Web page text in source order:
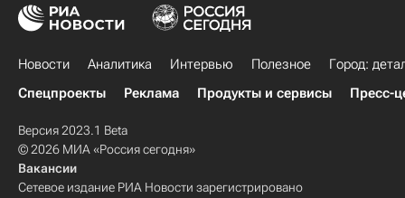
Новости Аналитика Интервью Полезное
Город:
Спецпроекты
Реклама Продукты и сервисы Пресс-
Версия 2023.1 Beta
© 2026 МИА «Россия сегодня»
Вакансии
Сетевое издание РИА Новости зарегистрировано